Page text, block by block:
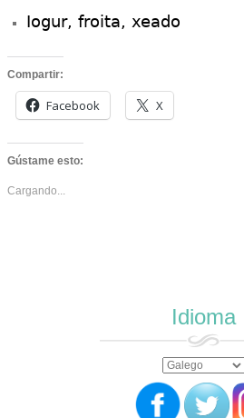
Iogur, froita, xeado
Compartir:
Facebook X
Gústame esto:
Cargando...
Idioma